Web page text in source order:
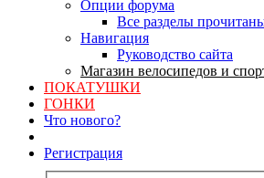
Опции форума
Все разделы
Навигация
Руководство сайта
Магазин велосипедов и
ПОКАТУШКИ
ГОНКИ
Что нового?
Регистрация